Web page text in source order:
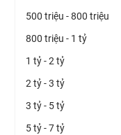
500 triệu - 800 triệu
800 triệu - 1 tỷ
1 tỷ - 2 tỷ
2 tỷ - 3 tỷ
3 tỷ - 5 tỷ
5 tỷ - 7 tỷ